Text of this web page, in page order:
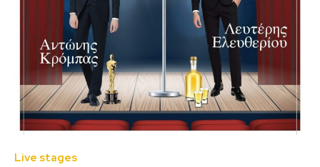
Live stages